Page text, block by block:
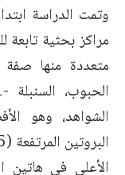
وتمت الدراسة
مراكز بحثية
الشواهد، وهو